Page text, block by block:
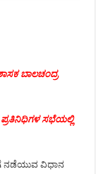
ಬಾಲಚಂದ್ರ
ಪ್ರತಿನಿಧಿಗಳ ಸಭೆಯಲ್ಲಿ
ನಡೆಯುವ ವಿಧಾನ